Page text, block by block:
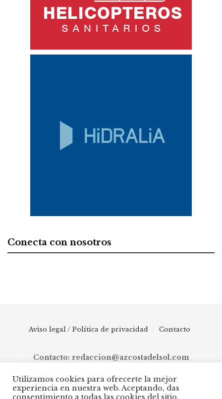
Conecta con nosotros
Aviso legal / Política de privacidad Contacto
Contacto: redaccion@azcostadelsol.com
© 2025 AZ Costa del Sol - Diario digital de Málaga capital hasta
Utilizamos cookies para ofrecerte la mejor
experiencia en nuestra web. Aceptando, das
consentimiento a todas las cookies del sitio.